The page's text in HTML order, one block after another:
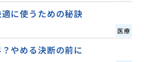
に使うための秘訣
医療
やめる決断の前に